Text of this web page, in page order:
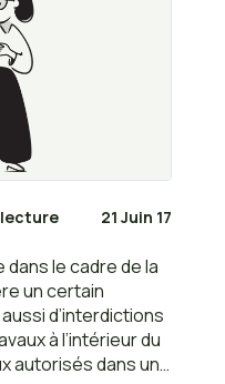
lecture 21 Juin 17
dans le cadre de la
un certain
d’interdictions
à l’intérieur du
autorisés dans un